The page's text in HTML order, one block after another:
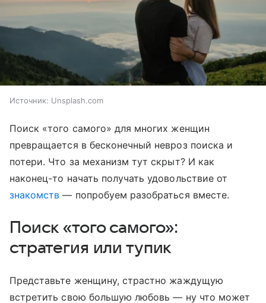
Источник: Unsplash.com
Поиск «того самого» для многих женщин
превращается в бесконечный невроз поиска и
потери. Что за механизм тут скрыт? И как
наконец-то начать получать удовольствие от
знакомств— попробуем разобраться вместе.
Поиск «того самого»:
стратегия или тупик
Представьте женщину, страстно жаждущую
встретить свою большую любовь — ну что может